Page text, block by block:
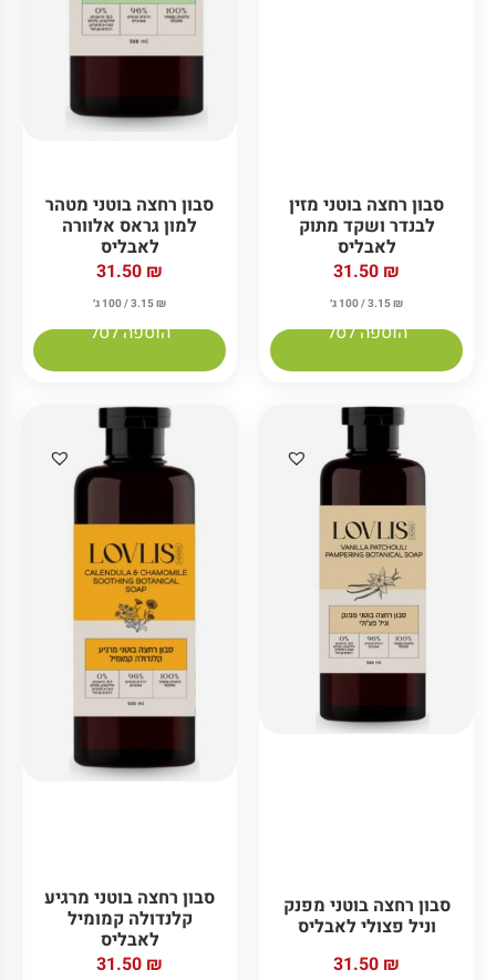
סבון רחצה בוטני מזין
לבנדר ושקד מתוק
לאבליס
31.50 ₪
3.15₪ / 100 ג׳
הוספה לסל
סבון רחצה בוטני מטהר
למון גראס אלוורה
לאבליס
31.50 ₪
3.15₪ / 100 ג׳
הוספה לסל
סבון רחצה בוטני מפנק
וניל פצולי לאבליס
31.50 ₪
סבון רחצה בוטני מרגיע
קלנדולה קמומיל
לאבליס
31.50 ₪